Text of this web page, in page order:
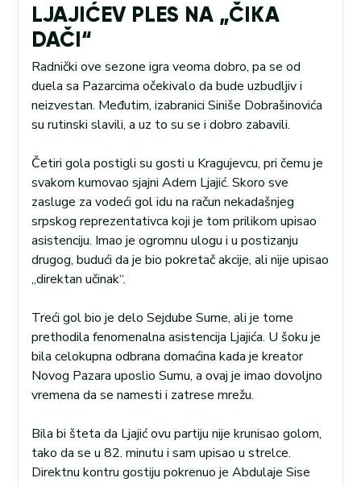
LJAJIĆEV PLES NA „ČIKA
DAČI“
Radnički ove sezone igra veoma dobro, pa se od
duela sa Pazarcima očekivalo da bude uzbudljiv i
neizvestan. Međutim, izabranici Siniše Dobrašinovića
su rutinski slavili, a uz to su se i dobro zabavili.
Četiri gola postigli su gosti u Kragujevcu, pri čemu je
svakom kumovao sjajni Adem Ljajić. Skoro sve
zasluge za vodeći gol idu na račun nekadašnjeg
srpskog reprezentativca koji je tom prilikom upisao
asistenciju. Imao je ogromnu ulogu i u postizanju
drugog, budući da je bio pokretač akcije, ali nije upisao
„direktan učinak“.
Treći gol bio je delo Sejdube Sume, ali je tome
prethodila fenomenalna asistencija Ljajića. U šoku je
bila celokupna odbrana domaćina kada je kreator
Novog Pazara uposlio Sumu, a ovaj je imao dovoljno
vremena da se namesti i zatrese mrežu.
Bila bi šteta da Ljajić ovu partiju nije krunisao golom,
tako da se u 82. minutu i sam upisao u strelce.
Direktnu kontru gostiju pokrenuo je Abdulaje Sise